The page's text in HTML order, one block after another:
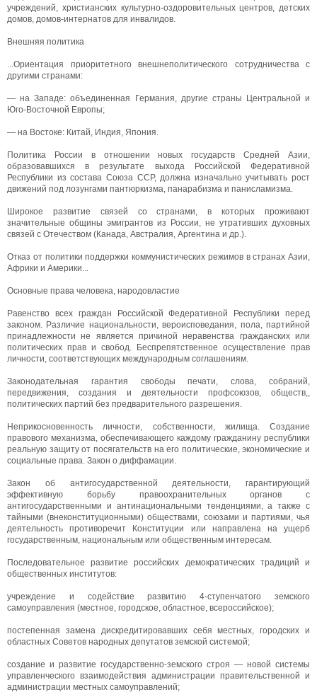
учреждений, христианских культурно-оздоровительных центров, детских
домов, домов-интернатов для инвалидов.
Внешняя политика
...Ориентация приоритетного внешнеполитического сотрудничества с
другими странами:
— на Западе: объединенная Германия, другие страны Центральной и
Юго-Восточной Европы;
— на Востоке: Китай, Индия, Япония.
Политика России в отношении новых государств Средней Азии,
образовавшихся в результате выхода Российской Федеративной
Республики из состава Союза ССР, должна изначально учитывать рост
движений под лозунгами пантюркизма, панарабизма и панисламизма.
Широкое развитие связей со странами, в которых проживают
значительные общины эмигрантов из России, не утративших духовных
связей с Отечеством (Канада, Австралия, Аргентина и др.).
Отказ от политики поддержки коммунистических режимов в странах Азии,
Африки и Америки...
Основные права человека, народовластие
Равенство всех граждан Российской Федеративной Республики перед
законом. Различие национальности, вероисповедания, пола, партийной
принадлежности не является причиной неравенства гражданских или
политических прав и свобод. Беспрепятственное осуществление прав
личности, соответствующих международным соглашениям.
Законодательная гарантия свободы печати, слова, собраний,
передвижения, создания и деятельности профсоюзов, обществ,,
политических партий без предварительного разрешения.
Неприкосновенность личности, собственности, жилища. Создание
правового механизма, обеспечивающего каждому гражданину республики
реальную защиту от посягательств на его политические, экономические и
социальные права. Закон о диффамации.
Закон об антигосударственной деятельности, гарантирующий
эффективную борьбу правоохранительных органов с
антигосударственными и антинациональными тенденциями, а также с
тайными (внеконституционными) обществами, союзами и партиями, чья
деятельность противоречит Конституции или направлена на ущерб
государственным, национальным или общественным интересам.
Последовательное развитие российских демократических традиций и
общественных институтов:
учреждение и содействие развитию 4-ступенчатого земского
самоуправления (местное, городское, областное, всероссийское);
постепенная замена дискредитировавших себя местных, городских и
областных Советов народных депутатов земской системой;
создание и развитие государственно-земского строя — новой системы
управленческого взаимодействия администрации правительственной и
администрации местных самоуправлений;